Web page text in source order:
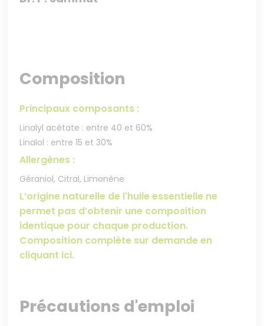
Composition
Principaux composants :
Linalyl acétate : entre 40 et 60%
Linalol : entre 15 et 30%
Allergènes :
Géraniol, Citral, Limonène
L’origine naturelle de l'huile essentielle ne
permet pas d’obtenir une composition
identique pour chaque production.
Composition complète sur demande en
cliquant ici.
Précautions d'emploi